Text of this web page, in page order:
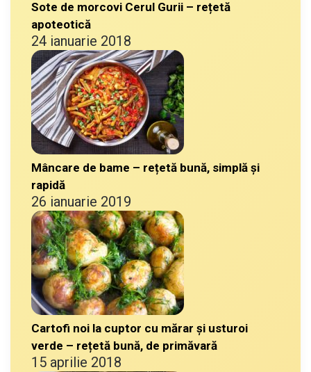
Sote de morcovi Cerul Gurii – rețetă
apoteotică
24 ianuarie 2018
Mâncare de bame – rețetă bună, simplă și
rapidă
26 ianuarie 2019
Cartofi noi la cuptor cu mărar și usturoi
verde – rețetă bună, de primăvară
15 aprilie 2018